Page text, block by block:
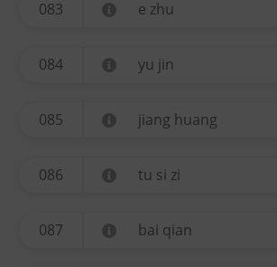
083 e zhu
084 yu jin
085 jiang huang
086 tu si zi
087 bai qian